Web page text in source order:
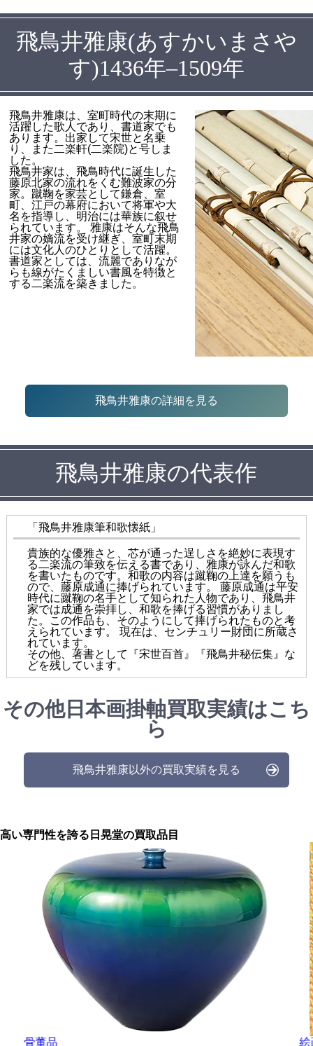
飛鳥井雅康(あすかいまさや
す)1436年–1509年
飛鳥井雅康は、室町時代の末期に
活躍した歌人であり、書道家でも
あります。出家して宋世と名乗
り、また二楽軒(二楽院)と号しま
した。
飛鳥井家は、飛鳥時代に誕生した
藤原北家の流れをくむ難波家の分
家。蹴鞠を家芸として鎌倉、室
町、江戸の幕府において将軍や大
名を指導し、明治には華族に叙せ
られています。 雅康はそんな飛鳥
井家の嫡流を受け継ぎ、室町末期
には文化人のひとりとして活躍。
書道家としては、流麗でありなが
らも線がたくましい書風を特徴と
する二楽流を築きました。
飛鳥井雅康の詳細を見る
飛鳥井雅康の代表作
「飛鳥井雅康筆和歌懐紙」
貴族的な優雅さと、芯が通った逞しさを絶妙に表現す
る二楽流の筆致を伝える書であり、雅康が詠んだ和歌
を書いたものです。和歌の内容は蹴鞠の上達を願うも
ので、藤原成通に捧げられています。 藤原成通は平安
時代に蹴鞠の名手として知られた人物であり、飛鳥井
家では成通を崇拝し、和歌を捧げる習慣がありまし
た。この作品も、そのようにして捧げられたものと考
えられています。 現在は、センチュリー財団に所蔵さ
れています。
その他、著書として『宋世百首』『飛鳥井秘伝集』な
どを残しています。
その他日本画掛軸買取実績はこち
ら
飛鳥井雅康以外の買取実績を見る
高い専門性を誇る 日晃堂の買取品目
骨董品 絵